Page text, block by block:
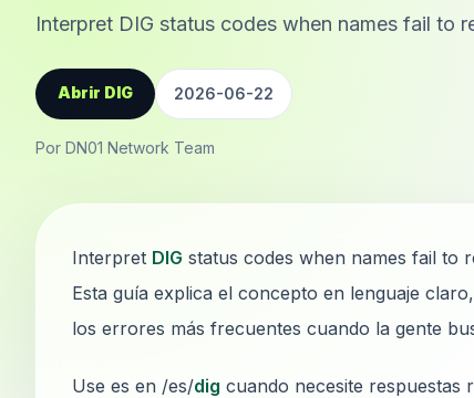
Interpret DIG status codes when names fail to
Abrir DIG 2026-06-22
Por DN01 Network Team
Interpret DIG status codes when names fail to
Esta guía explica el concepto en lenguaje
los errores más frecuentes cuando la gente
Use es en /es/dig cuando necesite respuestas